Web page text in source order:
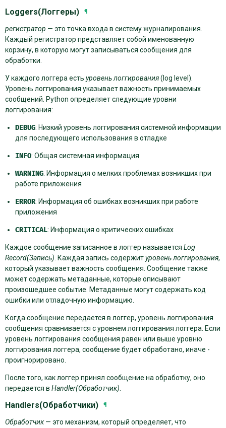
Loggers(Логгеры) ¶
регистратор — это точка входа в систему журналирования.
Каждый регистратор представляет собой именованную
корзину, в которую могут записываться сообщения для
обработки.
У каждого логгера есть уровень логгирования(log level).
Уровень логгирования указывает важность принимаемых
сообщений. Python определяет следующие уровни
логгирования:
DEBUG: Низкий уровень логгирования системной информации
для последующего использования в отладке
INFO: Общая системная информация
WARNING: Информация о мелких проблемах возникших при
работе приложения
ERROR: Информация об ошибках возникших при работе
приложения
CRITICAL: Информация о критических ошибках
Каждое сообщение записанное в логгер называется Log
Record(Запись). Каждая запись содержитуровень логгирования,
который указывает важность сообщения. Сообщение также
может содержать метаданные, которые описывают
произошедшее событие. Метаданные могут содержать код
ошибки или отладочную информацию.
Когда сообщение передается в логгер, уровень логгирования
сообщения сравнивается с уровнем логгирования логгера. Если
уровень логгирования сообщения равен или выше уровню
логгирования логгера, сообщение будет обработано, иначе -
проигнорировано.
После того, как логгер принял сообщение на обработку, оно
передается в Handler(Обработчик).
Handlers(Обработчики) ¶
Обработчик— это механизм, который определяет, что